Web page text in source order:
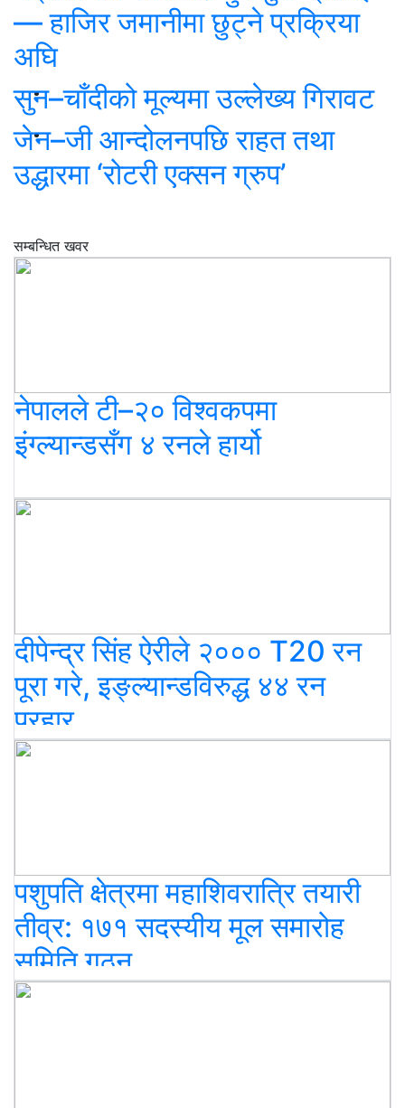
— हाजिर जमानीमा छुट्ने प्रक्रिया
अघि
सुन–चाँदीको मूल्यमा उल्लेख्य गिरावट
जेन–जी आन्दोलनपछि राहत तथा
उद्धारमा ‘रोटरी एक्सन ग्रुप’
सम्बन्धित खवर
नेपालले टी–२० विश्वकपमा
इंग्ल्यान्डसँग ४ रनले हार्यो
दीपेन्द्र सिंह ऐरीले २००० T20 रन
पूरा गरे, इङ्ल्यान्डविरुद्ध ४४ रन
प्रहार
पशुपति क्षेत्रमा महाशिवरात्रि तयारी
तीव्र: १७१ सदस्यीय मूल समारोह
समिति गठन